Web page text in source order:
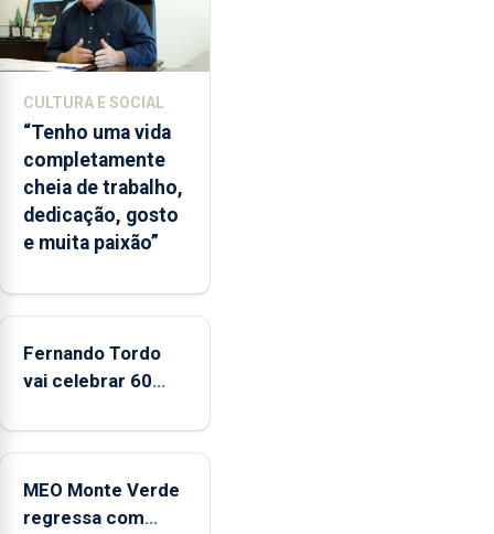
o
início
da
época
balnear
CULTURA E SOCIAL
“Tenho uma vida
completamente
cheia de trabalho,
dedicação, gosto
e muita paixão”
Fernando Tordo
vai celebrar 60
no Coliseu
MEO Monte Verde
regressa com